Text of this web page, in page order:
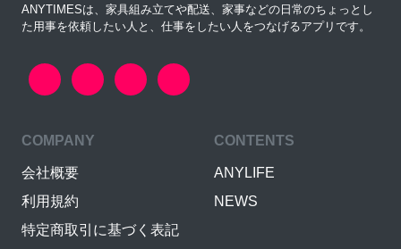
ANYTIMESは、家具組み立てや配送、家事などの日常のちょっとし
た用事を依頼したい人と、仕事をしたい人をつなげるアプリです。
COMPANY
会社概要
利用規約
特定商取引に基づく表記
CONTENTS
ANYLIFE
NEWS